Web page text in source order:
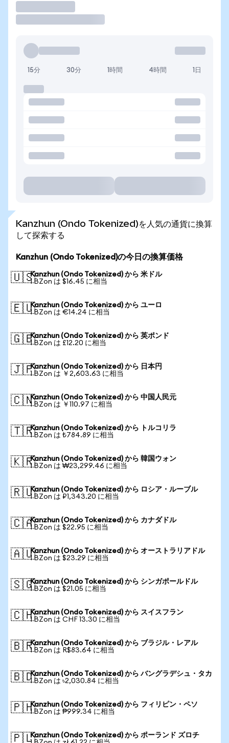
15分 30分 1時間 4時間 1日
Kanzhun (Ondo Tokenized)を人気の通貨に換算
して探索する
Kanzhun (Ondo Tokenized)の今日の換算価格
🇺🇸Kanzhun (Ondo Tokenized) から 米ドル
1 BZon は $16.45 に相当
🇪🇺Kanzhun (Ondo Tokenized) から ユーロ
1 BZon は €14.24 に相当
🇬🇧Kanzhun (Ondo Tokenized) から 英ポンド
1 BZon は £12.20 に相当
🇯🇵Kanzhun (Ondo Tokenized) から 日本円
1 BZon は ￥2,603.63 に相当
🇨🇳Kanzhun (Ondo Tokenized) から 中国人民元
1 BZon は ￥110.97 に相当
🇹🇷Kanzhun (Ondo Tokenized) から トルコリラ
1 BZon は ₺784.89 に相当
🇰🇷Kanzhun (Ondo Tokenized) から 韓国ウォン
1 BZon は ₩23,299.46 に相当
🇷🇺Kanzhun (Ondo Tokenized) から ロシア・ルーブル
1 BZon は ₽1,343.20 に相当
🇨🇦Kanzhun (Ondo Tokenized) から カナダドル
1 BZon は $22.95 に相当
🇦🇺Kanzhun (Ondo Tokenized) から オーストラリアドル
1 BZon は $23.29 に相当
🇸🇬Kanzhun (Ondo Tokenized) から シンガポールドル
1 BZon は $21.05 に相当
🇨🇭Kanzhun (Ondo Tokenized) から スイスフラン
1 BZon は CHF 13.30 に相当
🇧🇷Kanzhun (Ondo Tokenized) から ブラジル・レアル
1 BZon は R$83.64 に相当
🇧🇩Kanzhun (Ondo Tokenized) から バングラデシュ・タカ
1 BZon は ৳2,030.84 に相当
🇵🇭Kanzhun (Ondo Tokenized) から フィリピン・ペソ
1 BZon は ₱999.34 に相当
🇵🇱Kanzhun (Ondo Tokenized) から ポーランド ズロチ